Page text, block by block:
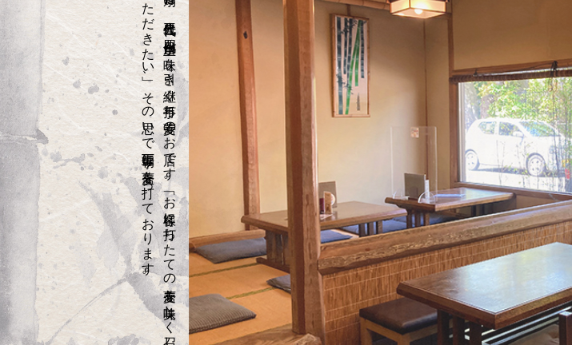
昭和十三年に
創業し
た
竹扇は
、
先代三代目と
四代目当主が
味を
引き
継ぐ
手打ち
蕎麦の
お
店で
す
。
「お
客様に
打ち
た
て
の
蕎麦を
美味し
く
召し
上
が
っ
て
い
た
だ
き
た
い
」、
そ
の
思い
で
毎朝丁寧に
蕎麦を
打っ
て
お
り
ま
す
。